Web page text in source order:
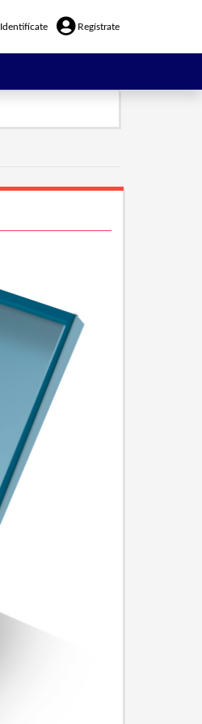
Identifícate Regístrate